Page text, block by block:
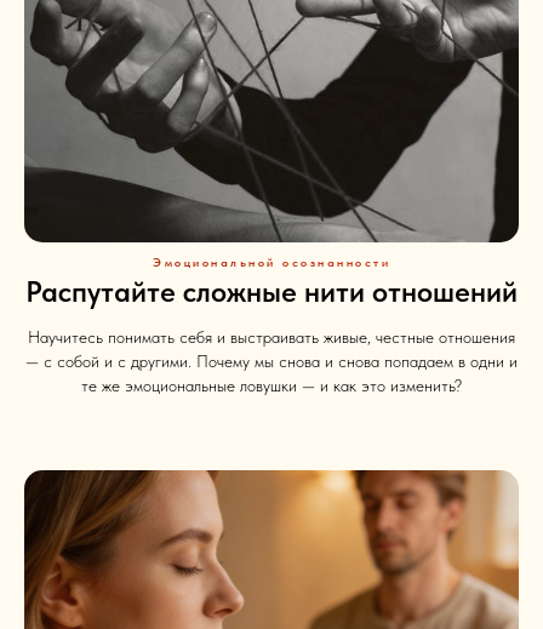
Эмоциональной осознанности
Распутайте сложные нити отношений
Научитесь понимать себя и выстраивать живые, честные отношения
— с собой и с другими. Почему мы снова и снова попадаем в одни и
те же эмоциональные ловушки — и как это изменить?